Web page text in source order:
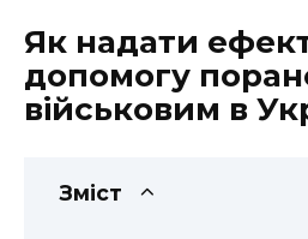
Як надати
допомогу
військовим в
Зміст